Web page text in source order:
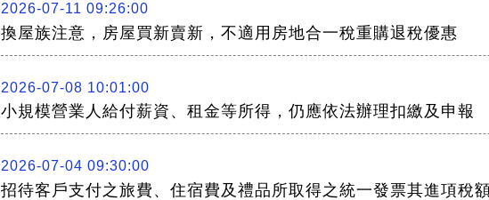
2026-07-11 09:26:00
換屋族注意，房屋買新賣新，不適用房地合一稅重購退稅優惠
2026-07-08 10:01:00
小規模營業人給付薪資、租金等所得，仍應依法辦理扣繳及申報
2026-07-04 09:30:00
招待客戶支付之旅費、住宿費及禮品所取得之統一發票其進項稅